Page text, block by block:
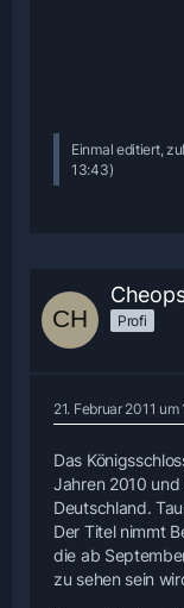
Einmal editiert,
13:43)
Profi
21. Februar 2011 um
Das
Jahren 2010 und
Deutschland.
Der Titel nimmt
die ab
zu sehen sein